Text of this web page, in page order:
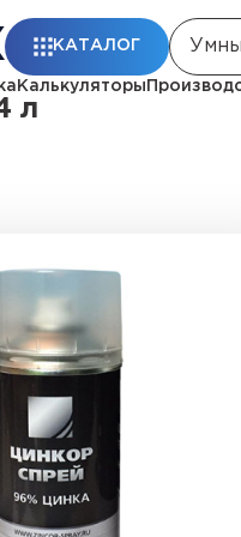
КАТАЛОГ
Калькуляторы
Аэрозоли, пасты,
л